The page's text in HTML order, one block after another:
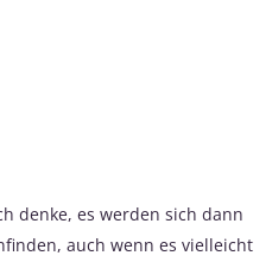
denke, es werden sich dann
auch wenn es vielleicht